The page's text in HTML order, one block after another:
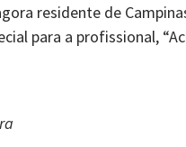
residente de
para a profissional,